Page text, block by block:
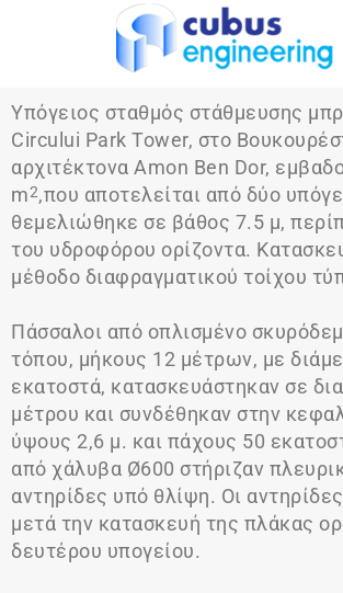
Υπόγειος σταθμός στάθμευσης
Circului Park Tower, στο
αρχιτέκτονα Amon Ben Dor,
m2,που αποτελείται από δύο
θεμελιώθηκε σε βάθος 7.5 μ,
του υδροφόρου ορίζοντα.
μέθοδο διαφραγματικού τοίχου
Πάσσαλοι από οπλισμένο
τόπου, μήκους 12 μέτρων, με
εκατοστά, κατασκευάστηκαν σε
μέτρου και συνδέθηκαν στην
ύψους 2,6 μ. και πάχους 50
από χάλυβα Ø600 στήριζαν
αντηρίδες υπό θλίψη. Οι
μετά την κατασκευή της πλάκας
δευτέρου υπογείου.